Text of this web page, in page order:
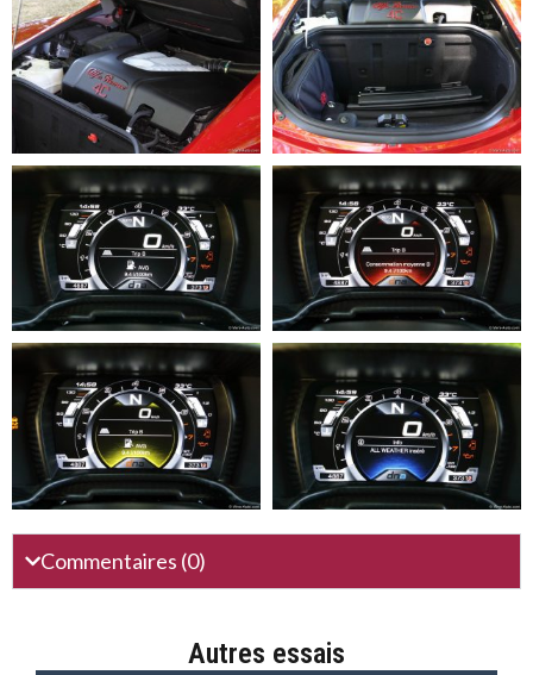
Commentaires (0)
Autres essais